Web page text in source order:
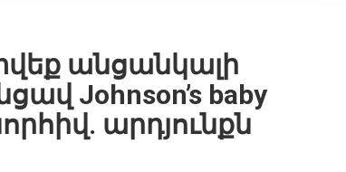
անցանկալի
Johnson’s baby
արդյունքն